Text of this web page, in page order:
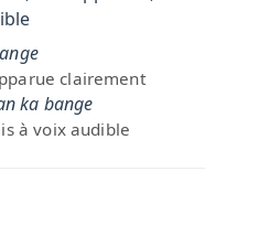
clairement
ka bange
à voix audible